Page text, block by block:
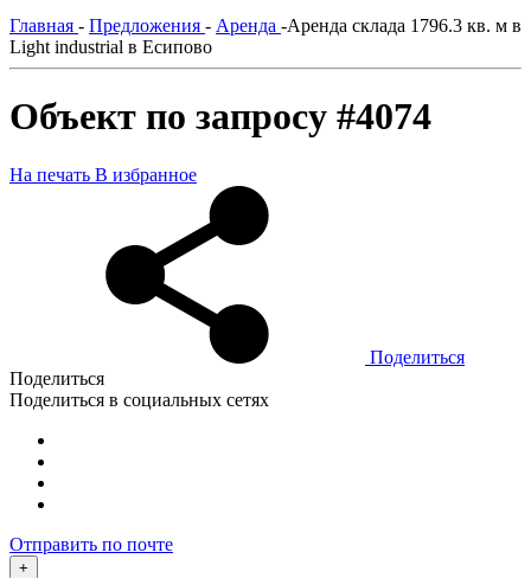
Главная - Предложения - Аренда -Аренда склада 1796.3 кв. м в
Light industrial в Есипово
Объект по запросу #4074
На печать В избранное
Поделиться
Поделиться
Поделиться в социальных сетях
Отправить по почте
+